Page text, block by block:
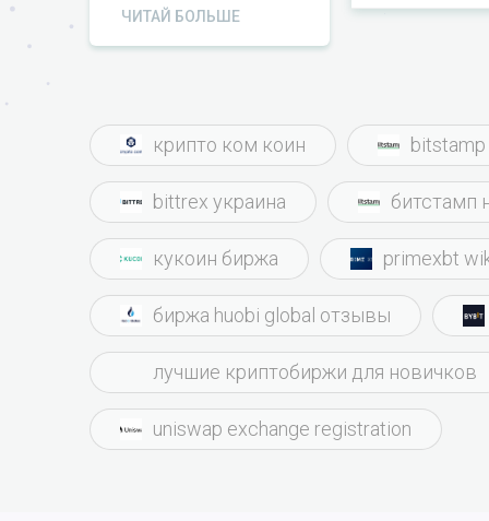
ЧИТАЙ БОЛЬШЕ
крипто ком коин
bittrex украина битстамп
кукоин биржа primexbt
биржа huobi global отзывы
лучшие криптобиржи для новичков
uniswap exchange registration